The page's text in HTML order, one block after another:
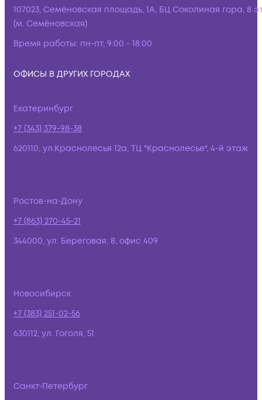
107023, Семёновская площадь, 1А, БЦ Соколиная гора, 8
(м. Семёновская)
Время работы: пн-пт, 9:00 - 18:00
ОФИСЫ В ДРУГИХ ГОРОДАХ
Екатеринбург
+7 (343) 379-98-38
620110, ул.Краснолесья 12а, ТЦ "Краснолесье", 4-й этаж
Ростов-на-Дону
+7 (863) 270-45-21
344000, ул. Береговая, 8, офис 409
Новосибирск
+7 (383) 251-02-56
630112, ул. Гоголя, 51
Санкт-Петербург